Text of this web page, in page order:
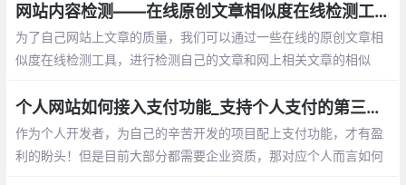
网站内容检测——在线原创文章相似度在线检测工具总汇
为了自己网站上文章的质量，我们可以通过一些在线的原创文章相
似度在线检测工具，进行检测自己的文章和网上相关文章的相似
个人网站如何接入支付功能_支持个人支付的第三方平台整理
作为个人开发者，为自己的辛苦开发的项目配上支付功能，才有盈
利的盼头！但是目前大部分都需要企业资质，那对应个人而言如何